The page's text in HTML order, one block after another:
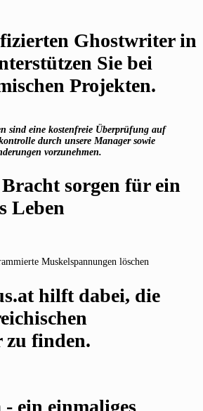
Ghostwriter in
Sie bei
Projekten.
sind eine kostenfreie Überprüfung auf
durch unsere Manager sowie
vorzunehmen.
sorgen für ein
Leben
Muskelspannungen löschen
hilft dabei, die
zu finden.
ein einmaliges